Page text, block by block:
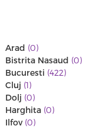
Arad (0)
Bistrita Nasaud (0)
Bucuresti (422)
Cluj (1)
Dolj (0)
Harghita (0)
Ilfov (0)